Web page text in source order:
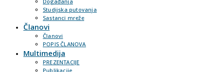
Studijska putovanja
Sastanci mreže
Članovi
Članovi
POPIS ČLANOVA
Multimedija
PREZENTACIJE
Publikacije